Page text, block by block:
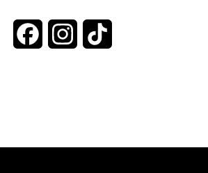
FacebookInstagram